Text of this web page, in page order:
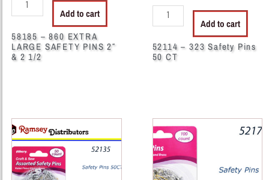
Add to cart
58185 – 860 EXTRA
LARGE SAFETY PINS 2″
& 2 1/2
Add to cart
52114 – 323 Safety Pins
50 CT
52135
-
321
Safety
Pins
52174
-
320
Safety
Pins